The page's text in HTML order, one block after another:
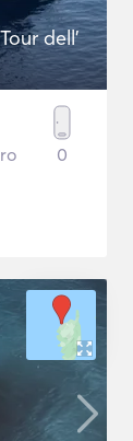
dell'
0